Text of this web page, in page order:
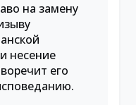
на замену
несение
его